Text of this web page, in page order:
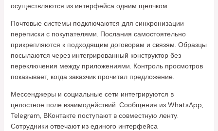
осуществляются из интерфейса одним щелчком.
Почтовые системы подключаются для синхронизации
переписки с покупателями. Послания самостоятельно
прикрепляются к подходящим договорам и связям. Образцы
посылаются через интегрированный конструктор без
переключения между приложениями. Контроль просмотров
показывает, когда заказчик прочитал предложение.
Мессенджеры и социальные сети интегрируются в
целостное поле взаимодействий. Сообщения из WhatsApp,
Telegram, ВКонтакте поступают в совместную ленту.
Сотрудники отвечают из единого интерфейса